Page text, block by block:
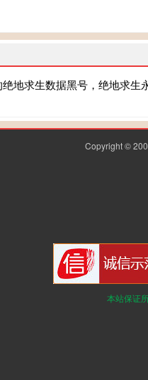
地求生数据黑号，绝地求
Copyright ©
本站保证